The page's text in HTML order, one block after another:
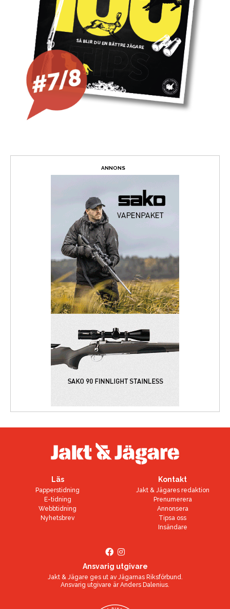
ANNONS
Läs
Papperstidning
E-tidning
Webbtidning
Nyhetsbrev
Kontakt
Jakt & Jägares redaktion
Prenumerera
Annonsera
Tipsa oss
Insändare
Ansvarig utgivare
Jakt & Jägare ges ut av Jägarnas Riksförbund
Ansvarig utgivare ärAnders Dalenius